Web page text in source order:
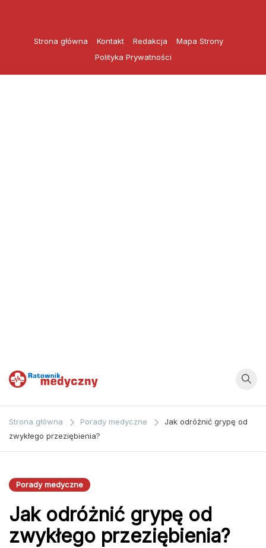
Strona główna Kontakt Redakcja
Mapa Strony
Polityka Prywatności
Ratownik
Medyczny
zagadnieniom z
bezpośrednio
medycznego.
Strona główna Porady medyczne
Jak odróżnić grypę od
zwykłego przeziębienia?
Porady medyczne
Jak odróżnić grypę od
zwykłego przeziębienia?